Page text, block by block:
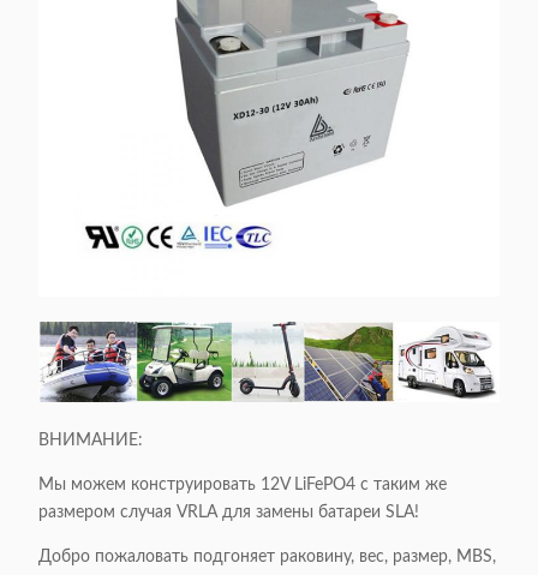
ВНИМАНИЕ:
Мы можем конструировать 12V LiFePO4 с таким же
размером случая VRLA для замены батареи SLA!
Добро пожаловать подгоняет раковину, вес, размер, MBS,